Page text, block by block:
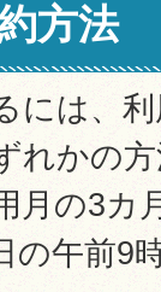
方法
には、
れかの
月の3カ
の午前9